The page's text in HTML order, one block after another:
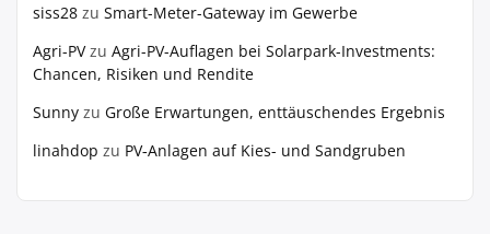
siss28 zu Smart-Meter-Gateway im Gewerbe
Agri-PVzu Agri-PV-Auflagen bei Solarpark-Investments:
Chancen, Risiken und Rendite
Sunny zu Große Erwartungen, enttäuschendes Ergebnis
linahdop zu PV‑Anlagen auf Kies- und Sandgruben